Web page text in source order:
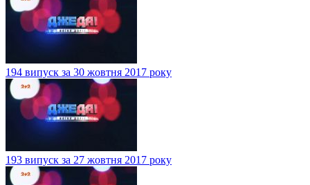
194 випуск за 30 жовтня 2017 року
193 випуск за 27 жовтня 2017 року